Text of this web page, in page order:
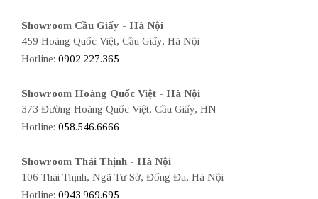
Showroom Cầu Giấy - Hà Nội
459 Hoàng Quốc Việt, Cầu Giấy, Hà Nội
Hotline: 0902.227.365
Showroom Hoàng Quốc Việt - Hà Nội
373 Đường Hoàng Quốc Việt, Cầu Giấy, HN
Hotline: 058.546.6666
Showroom Thái Thịnh - Hà Nội
106 Thái Thịnh, Ngã Tư Sở, Đống Đa, Hà Nội
Hotline: 0943.969.695